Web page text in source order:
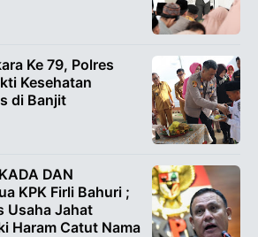
Ke 79, Polres
Kesehatan
di Banjit
DAN
KPK Firli Bahuri ;
Usaha Jahat
Haram Catut Nama